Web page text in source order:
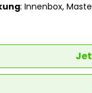
: Innenbox,